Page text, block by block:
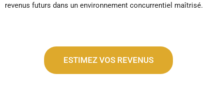
revenus futurs dans un environnement concurrentiel maîtrisé.
ESTIMEZ VOS REVENUS